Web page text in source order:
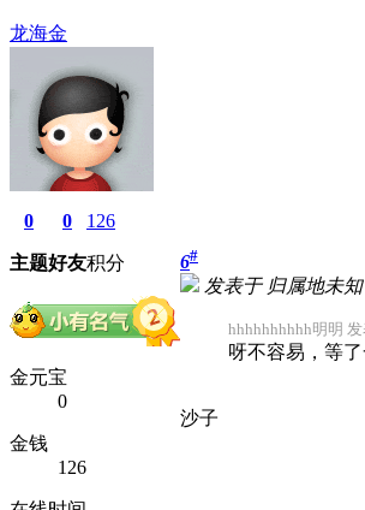
龙海金
0
主题
0
好友
126
积分
金元宝
0
金钱
126
6#
发表于 归属地未知
hhhhhhhhhh明明
呀不容易，等
沙子